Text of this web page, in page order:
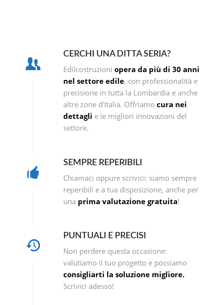
CERCHI UNA DITTA SERIA?
Edilcostruzioni opera da più di 30 anni
nel settore edile, con professionalità e
precisione in tutta la Lombardia e anche
altre zone d'Italia. Offriamo cura nei
dettagli e le migliori innovazioni del
settore.
SEMPRE REPERIBILI
Chiamaci oppure scrivici: siamo sempre
reperibili e a tua disposizione, anche per
una prima valutazione gratuita!
PUNTUALI E PRECISI
Non perdere questa occasione:
valutiamo il tuo progetto e possiamo
consigliarti la soluzione migliore.
Scrivici adesso!